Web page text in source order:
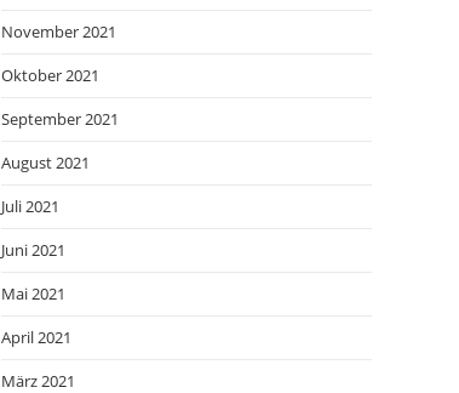
November 2021
Oktober 2021
September 2021
August 2021
Juli 2021
Juni 2021
Mai 2021
April 2021
März 2021